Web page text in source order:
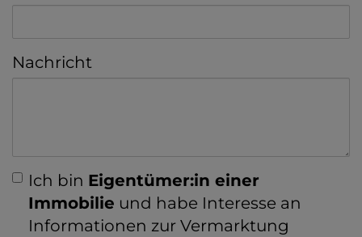
Nachricht
Ich bin Eigentümer:in einer
Immobilie und habe Interesse an
Informationen zur Vermarktung